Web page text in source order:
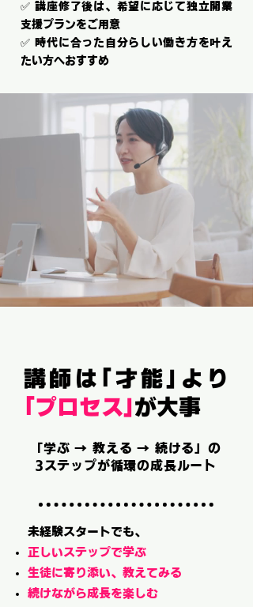
✅ 講座修了後は、希望に応じて独立開業
支援プランをご用意
✅ 時代に合った自分らしい働き方を叶え
たい方へおすすめ
講師は「才能」より
「プロセス」 が大事
「学ぶ → 教える → 続ける」の
3ステップが循環の成長ルート
未経験スタートでも、
正しいステップで学ぶ
生徒に寄り添い、教えてみる
続けながら成長を楽しむ